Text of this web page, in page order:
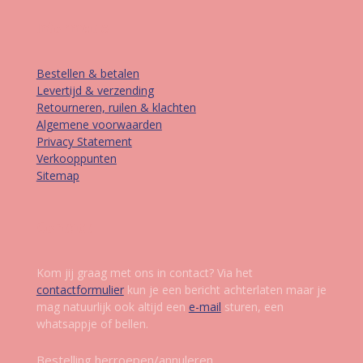
Bestellen & betalen
Levertijd & verzending
Retourneren, ruilen & klachten
Algemene voorwaarden
Privacy Statement
Verkooppunten
Sitemap
Kom jij graag met ons in contact? Via het
contactformulierkun je een bericht achterlaten maar je
mag natuurlijk ook altijd een e-mail sturen, een
whatsappje of bellen.
Bestelling herroepen/annuleren